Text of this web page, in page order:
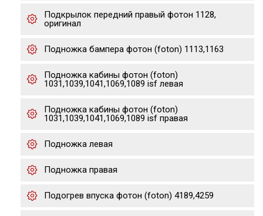
Подкрылок передний правый фотон 1128,
оригинал
Подножка бампера фотон (foton) 1113,1163
Подножка кабины фотон (foton)
1031,1039,1041,1069,1089 isf левая
Подножка кабины фотон (foton)
1031,1039,1041,1069,1089 isf правая
Подножка левая
Подножка правая
Подогрев впуска фотон (foton) 4189,4259